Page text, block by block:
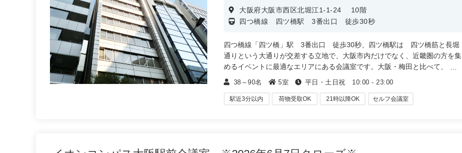
大阪府大阪市西区北堀江1-1-24 10階
四つ橋線 四ツ橋駅 3番出口 徒歩30秒
四つ橋線「四ツ橋」駅 3番出口 徒歩30秒、四ツ橋駅は 四ツ橋筋と長堀
通りという大通りが交差する立地で、大阪市内だけでなく、近畿圏の方を集
めるイベントに最適なエリアにある会議室です。大阪・梅田と比べて、リー
ズナブルにご利用いただけます。また、18時から23時の夜間のお時間につき
す。仕事終わりのセミナーや勉強会などのご利用に最適です。
38～90名 5室 平日・土日祝 10:00 - 23:00
駅近3分以内 荷物受取OK 21時以降OK セルフ会議室